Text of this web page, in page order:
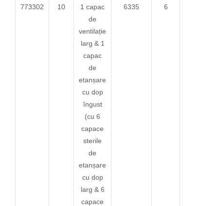
773302 10
1 capac
de
ventilație
larg & 1
capac
de
etanșare
cu dop
îngust
(cu 6
capace
sterile
de
etanșare
cu dop
larg & 6
capace
6335 6